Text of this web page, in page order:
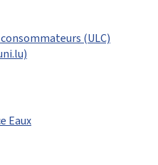
(ULC)
Eaux